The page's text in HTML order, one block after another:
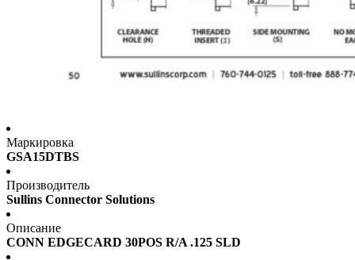
Маркировка
GSA15DTBS
Производитель
Sullins Connector Solutions
Описание
CONN EDGECARD 30POS R/A .125 SLD